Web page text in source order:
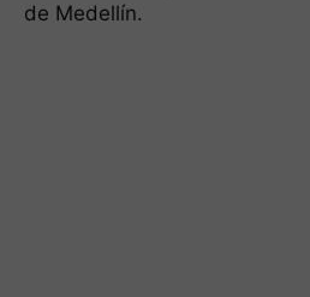
de Medellín.